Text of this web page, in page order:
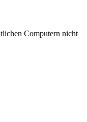
Computern nicht